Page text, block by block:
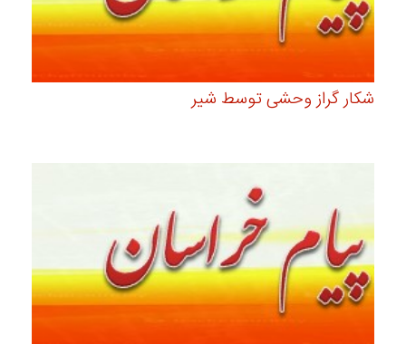
شکار گراز وحشی توسط شیر